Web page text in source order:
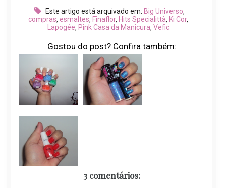
Este artigo está arquivado em: Big Universo,
compras, esmaltes, Finaflor, Hits Specialittà, Ki Cor,
Lapogée, Pink Casa da Manicura, Vefic
Gostou do post? Confira também:
3 comentários: